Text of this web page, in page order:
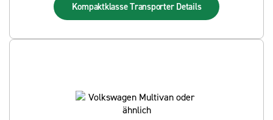
Kompaktklasse Transporter Details